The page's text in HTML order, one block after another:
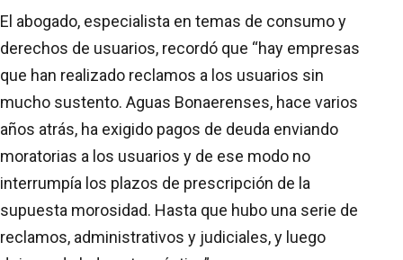
El abogado, especialista en temas de consumo y
derechos de usuarios, recordó que “hay empresas
que han realizado reclamos a los usuarios sin
mucho sustento. Aguas Bonaerenses, hace varios
años atrás, ha exigido pagos de deuda enviando
moratorias a los usuarios y de ese modo no
interrumpía los plazos de prescripción de la
supuesta morosidad. Hasta que hubo una serie de
reclamos, administrativos y judiciales, y luego